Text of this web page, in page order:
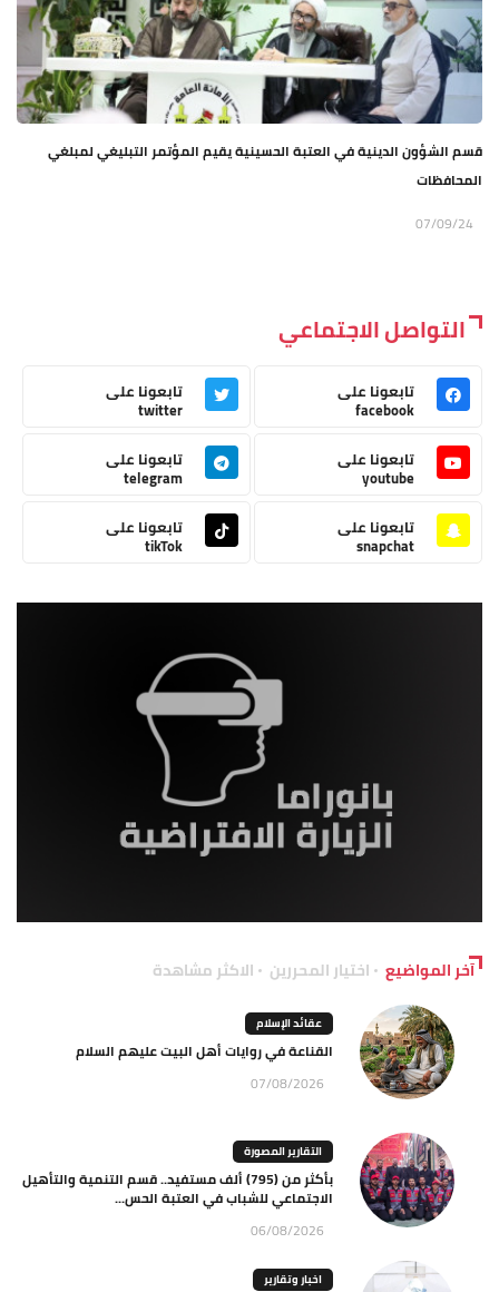
قسم الشؤون الدينية في العتبة الحسينية يقيم المؤتمر التبليغي لمبلغي
المحافظات
07/09/24
التواصل الاجتماعي
تابعونا على
facebook
تابعونا على
twitter
تابعونا على
youtube
تابعونا على
telegram
تابعونا على
snapchat
تابعونا على
tikTok
آخر المواضيع اختيار المحررين الاكثر مشاهدة
عقائد الإسلام
القناعة في روايات أهل البيت عليهم السلام
07/08/2026
التقارير المصورة
بأكثر من (795) ألف مستفيد.. قسم التنمية والتأهيل
الاجتماعي للشباب في العتبة الحس...
06/08/2026
اخبار وتقارير